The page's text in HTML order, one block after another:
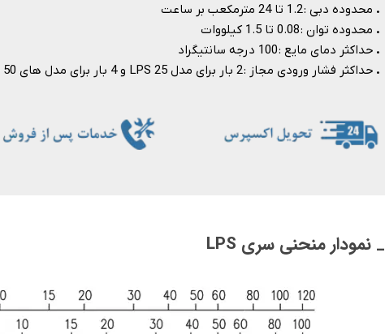
. محدوده دبی : 1.2 تا 24 مترمکعب بر ساعت
. محدوده توان : 0.08 تا 1.5 کیلووات
. حداکثر دمای مایع : 100 درجه سانتیگراد
. حداکثر فشار ورودی مجاز : 2 بار برای مدل LPS 25 و 4 بار برای مدل های LPS 32 – 40 – 50​​​​​​​
_ نمودار منحنی سری LPS